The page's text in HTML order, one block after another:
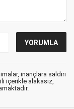
inançlara saldırı
içerikle alakasız,